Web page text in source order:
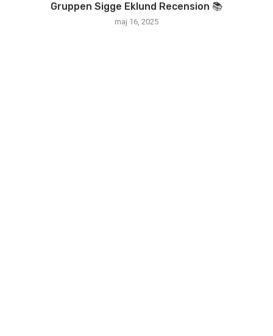
Gruppen Sigge Eklund Recension 📚
maj 16, 2025